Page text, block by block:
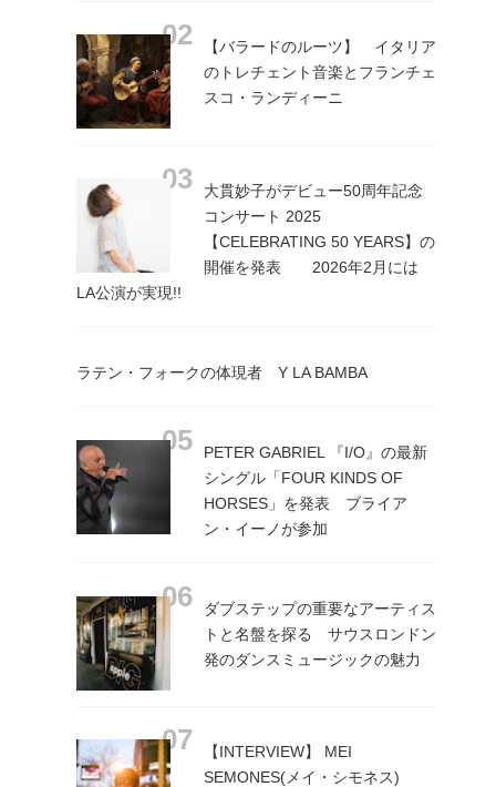
【バラードのルーツ】 イタリア
のトレチェント音楽とフランチェ
スコ・ランディーニ
大貫妙子がデビュー50周年記念
コンサート 2025
【CELEBRATING 50 YEARS】の
開催を発表 2026年2月には
LA公演が実現!!
ラテン・フォークの体現者 Y LA BAMBA
PETER GABRIEL 『I/O』の最新
シングル「FOUR KINDS OF
HORSES」を発表 ブライア
ン・イーノが参加
ダブステップの重要なアーティス
トと名盤を探る サウスロンドン
発のダンスミュージックの魅力
【INTERVIEW】 MEI
SEMONES(メイ・シモネス)